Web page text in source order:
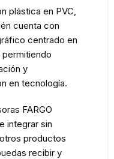
plástica en PVC,
cuenta con
centrado en
y
en tecnología.
FARGO
integrar sin
productos
recibir y